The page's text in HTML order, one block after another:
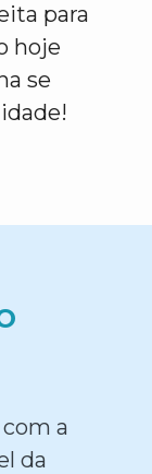
para
hoje
se
a
da